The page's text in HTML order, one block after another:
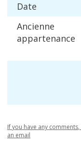
Date
Ancienne
appartenance
Ifyou have any comments,
an email